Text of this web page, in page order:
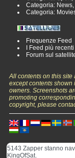
Categoria:
Categoria:
Frequenze Feed
I Feed più recenti
Forum sul
All contents on this
except contents
owners. Screenshots
promoting
copyright, please
5143 Zapper stanno
KingOfSat.